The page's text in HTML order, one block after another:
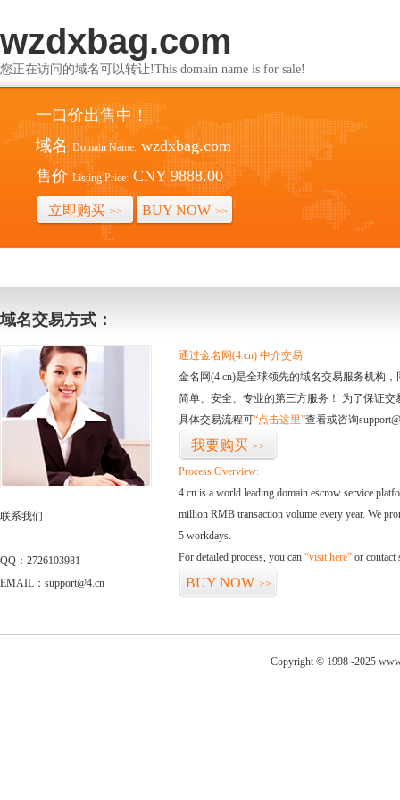
wzdxbag.com
您正在访问的域名可以转让!This domain name is for sale!
一口价出售中！
域名 Domain Name: wzdxbag.com
售价 Listing Price: CNY 9888.00
立即购买 >> BUY NOW >>
域名交易方式：
联系我们
QQ：2726103981
EMAIL：support@4.cn
通过金名网(4.cn) 中介交易
金名网(4.cn)是全球领先的域名交易服务机构
简单、安全、专业的第三方服务！ 为了保证
具体交易流程可“点击这里”查看或咨询
我要购买 >>
Process Overview:
4.cn is a world leading domain escrow service
million RMB transaction volume every year. We
5 workdays.
For detailed process, you can “visit here” or contact
BUY NOW >>
Copyright © 1998 -2025